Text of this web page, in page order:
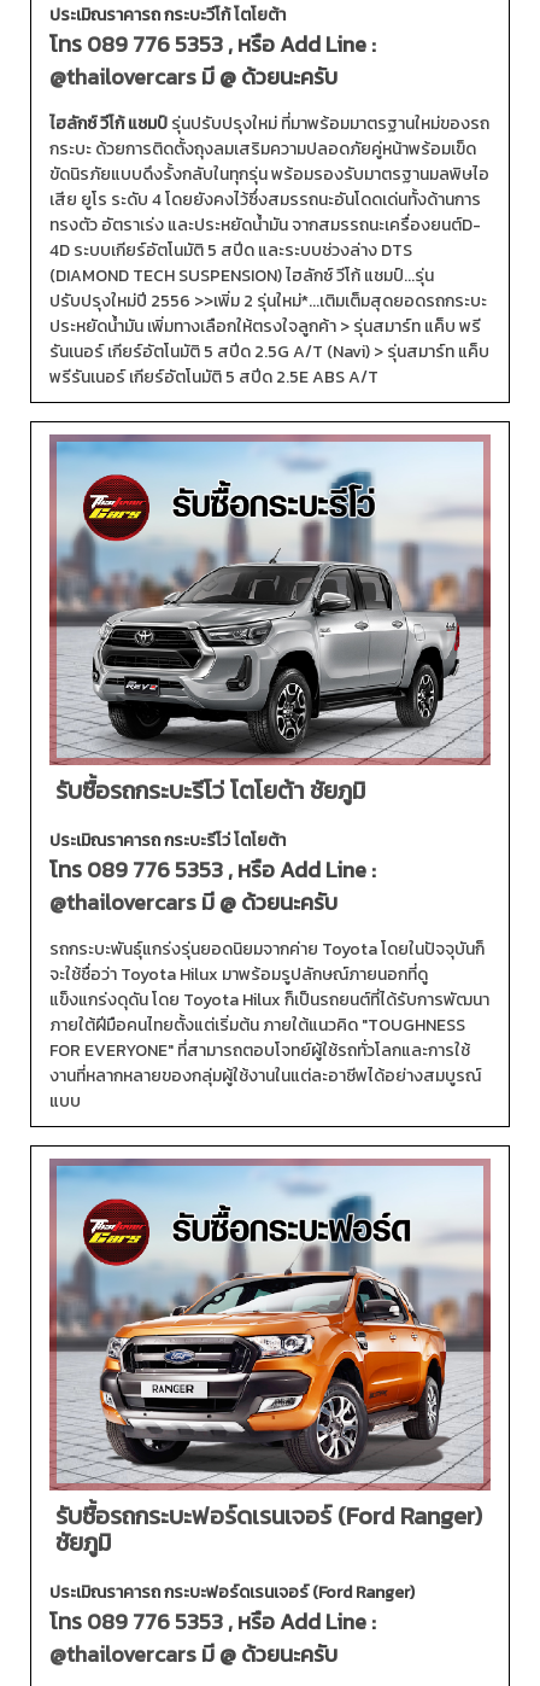
ประเมิณราคารถ กระบะวีโก้ โตโยต้า
โทร089 776 5353, หรือ Add Line :
@thailovercarsมี @ ด้วยนะครับ
ไฮลักซ์ วีโก้ แชมป์รุ่นปรับปรุงใหม่ ที่มาพร้อมมาตรฐานใหม่ของรถ
กระบะ ด้วยการติดตั้งถุงลมเสริมความปลอดภัยคู่หน้าพร้อมเข็ด
ขัดนิรภัยแบบดึงรั้งกลับในทุกรุ่น พร้อมรองรับมาตรฐานมลพิษไอ
เสีย ยูโร ระดับ 4 โดยยังคงไว้ซึ่งสมรรถนะอันโดดเด่นทั้งด้านการ
ทรงตัว อัตราเร่ง และประหยัดน้ำมัน จากสมรรถนะเครื่องยนต์D-
4D ระบบเกียร์อัตโนมัติ 5 สปีด และระบบช่วงล่าง DTS
(DIAMOND TECH SUSPENSION) ไฮลักซ์ วีโก้ แชมป์...รุ่น
ปรับปรุงใหม่ปี 2556 >>เพิ่ม 2 รุ่นใหม่*...เติมเต็มสุดยอดรถกระบะ
ประหยัดน้ำมัน เพิ่มทางเลือกให้ตรงใจลูกค้า > รุ่นสมาร์ท แค็บ พรี
รันเนอร์ เกียร์อัตโนมัติ 5 สปีด 2.5G A/T (Navi) > รุ่นสมาร์ท แค็บ
พรีรันเนอร์ เกียร์อัตโนมัติ 5 สปีด 2.5E ABS A/T
รับซื้อรถกระบะรีโว่ โตโยต้า ชัยภูมิ
ประเมิณราคารถ กระบะรีโว่ โตโยต้า
โทร089 776 5353, หรือ Add Line :
@thailovercarsมี @ ด้วยนะครับ
รถกระบะพันธุ์แกร่งรุ่นยอดนิยมจากค่าย Toyota โดยในปัจจุบันก็
จะใช้ชื่อว่า Toyota Hilux มาพร้อมรูปลักษณ์ภายนอกที่ดู
แข็งแกร่งดุดัน โดย Toyota Hilux ก็เป็นรถยนต์ที่ได้รับการพัฒนา
ภายใต้ฝีมือคนไทยตั้งแต่เริ่มต้น ภายใต้แนวคิด "TOUGHNESS
FOR EVERYONE" ที่สามารถตอบโจทย์ผู้ใช้รถทั่วโลกและการใช้
งานที่หลากหลายของกลุ่มผู้ใช้งานในแต่ละอาชีพได้อย่างสมบูรณ์
แบบ
รับซื้อรถกระบะฟอร์ดเรนเจอร์ (Ford Ranger)
ชัยภูมิ
ประเมิณราคารถ กระบะฟอร์ดเรนเจอร์ (Ford Ranger)
โทร089 776 5353, หรือ Add Line :
@thailovercarsมี @ ด้วยนะครับ